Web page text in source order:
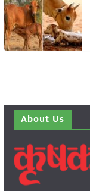
About Us